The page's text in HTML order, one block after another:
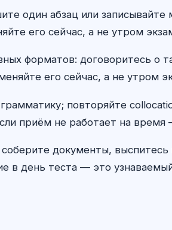
один абзац или
его сейчас, а не утром
форматов: договоритесь о
его сейчас, а не утром
повторяйте
приём не работает на
документы,
в день теста — это